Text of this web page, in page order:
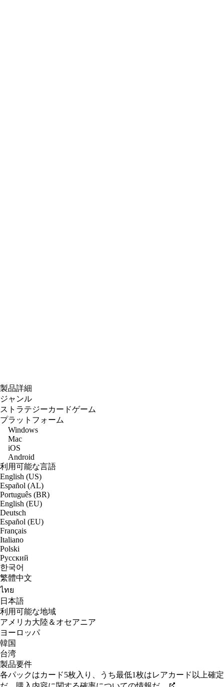
製品詳細
ジャンル
ストラテジーカードゲーム
プラットフォーム
Windows
Mac
iOS
Android
利用可能な言語
English (US)
Español (AL)
Português (BR)
English (EU)
Deutsch
Español (EU)
Français
Italiano
Polski
Русский
한국어
繁體中文
ไทย
日本語
利用可能な地域
アメリカ大陸＆オセアニア
ヨーロッパ
韓国
台湾
製品要件
各パックはカード5枚入り、うち最低1枚はレアカード以上確定